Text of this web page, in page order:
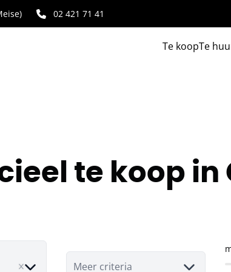
02 421 71 41
Te koopTe
te koop in
Meer criteria